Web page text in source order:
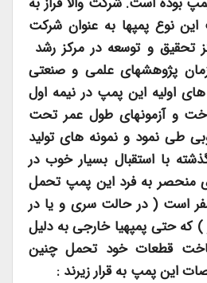
نوع پمپها به عنوان شرکت
تحقیق و توسعه در مرکز رشد
پژوهشهای علمی و صنعتی
اولیه این پمپ در نیمه اول
ساخت و آزمونهای طول عمر تحت
طی نمود و نمونه های تولید
با استقبال بسیار خوب در
منحصر به فرد این پمپ تحمل
تا 50 اتمسفر است ( در حالت سری و یا در
حتی پمپهیا خارجی به دلیل
قطعات خود تحمل چنین
این پمپ به قرار زیرند :